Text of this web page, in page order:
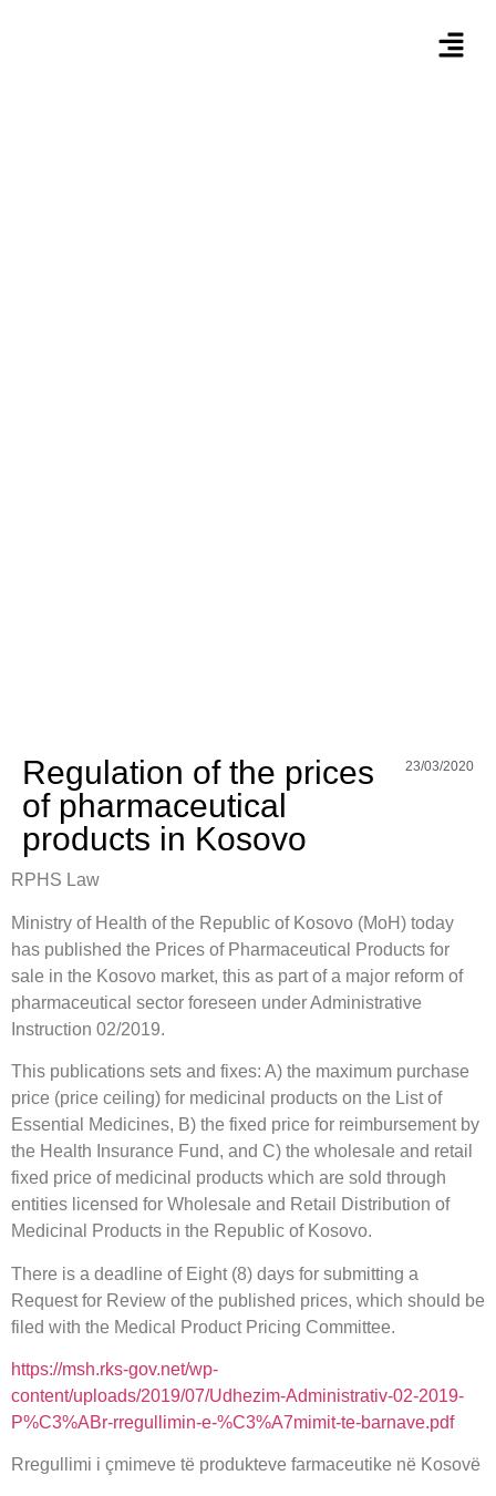
Regulation of the prices
of pharmaceutical
products in Kosovo
23/03/2020
RPHS Law
Ministry of Health of the Republic of Kosovo (MoH) today
has published the Prices of Pharmaceutical Products for
sale in the Kosovo market, this as part of a major reform of
pharmaceutical sector foreseen under Administrative
Instruction 02/2019.
This publications sets and fixes: A) the maximum purchase
price (price ceiling) for medicinal products on the List of
Essential Medicines, B) the fixed price for reimbursement by
the Health Insurance Fund, and C) the wholesale and retail
fixed price of medicinal products which are sold through
entities licensed for Wholesale and Retail Distribution of
Medicinal Products in the Republic of Kosovo.
There is a deadline of Eight (8) days for submitting a
Request for Review of the published prices, which should be
filed with the Medical Product Pricing Committee.
https://msh.rks-gov.net/wp-
content/uploads/2019/07/Udhezim-Administrativ-02-2019-
P%C3%ABr-rregullimin-e-%C3%A7mimit-te-barnave.pdf
Rregullimi i çmimeve të produkteve farmaceutike në Kosovë